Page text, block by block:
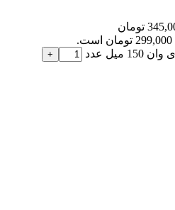
قیمت اصلی 345,000 تومان